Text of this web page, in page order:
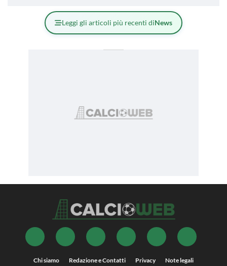
Leggi gli articoli più recenti diNews
Chi siamo Redazione e Contatti Privacy Note legali